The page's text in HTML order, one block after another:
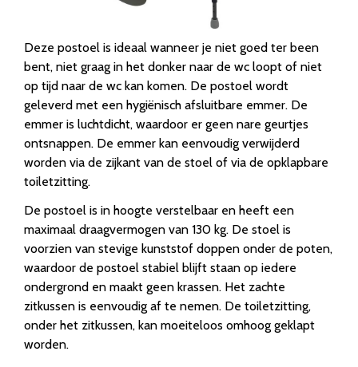
Deze postoel is ideaal wanneer je niet goed ter been
bent, niet graag in het donker naar de wc loopt of niet
op tijd naar de wc kan komen. De postoel wordt
geleverd met een hygiënisch afsluitbare emmer. De
emmer is luchtdicht, waardoor er geen nare geurtjes
ontsnappen. De emmer kan eenvoudig verwijderd
worden via de zijkant van de stoel of via de opklapbare
toiletzitting.
De postoel is in hoogte verstelbaar en heeft een
maximaal draagvermogen van 130 kg. De stoel is
voorzien van stevige kunststof doppen onder de poten,
waardoor de postoel stabiel blijft staan op iedere
ondergrond en maakt geen krassen. Het zachte
zitkussen is eenvoudig af te nemen. De toiletzitting,
onder het zitkussen, kan moeiteloos omhoog geklapt
worden.